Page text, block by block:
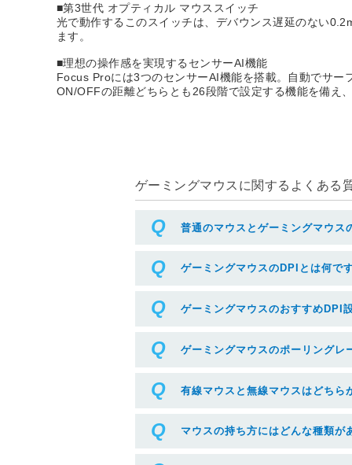
■第3世代 オプティカル マウススイッチ
光で動作するこのスイッチは、デバウンス遅延のない
ます。
■理想の操作感を実現するセンサーAI機能
Focus Proには3つのセンサーAI機能を搭載。自動でサ
ON/OFFの距離どちらとも26段階で設定する機能を備え
ゲーミングマウスに関するよくある
普通のマウスとゲーミングマウス
ゲーミングマウスのDPIとは何で
ゲーミングマウスのおすすめDPI
ゲーミングマウスのポーリングレ
有線マウスと無線マウスはどちら
マウスの持ち方にはどんな種類が